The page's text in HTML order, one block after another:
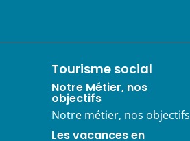
Tourisme social
Notre Métier, nos
objectifs
Notre métier, nos objectifs
Les vacances en